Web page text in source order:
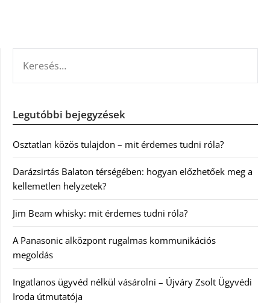
Legutóbbi bejegyzések
Osztatlan közös tulajdon – mit érdemes tudni róla?
Darázsirtás Balaton térségében: hogyan előzhetőek meg a
kellemetlen helyzetek?
Jim Beam whisky: mit érdemes tudni róla?
A Panasonic alközpont rugalmas kommunikációs
megoldás
Ingatlanos ügyvéd nélkül vásárolni – Újváry Zsolt Ügyvédi
Iroda útmutatója